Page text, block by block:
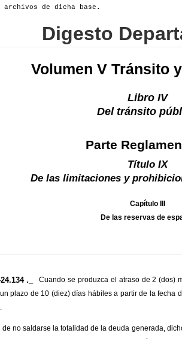
de dicha base.
Digesto
Volumen V Tránsito
Libro IV
Del tránsito
Parte
Título IX
De las limitaciones y
Capítulo III
De las reservas de
._
Cuando se produzca el atraso de 2 (dos)
plazo de 10 (diez) días hábiles a partir de la fecha
no saldarse la totalidad de la deuda generada,